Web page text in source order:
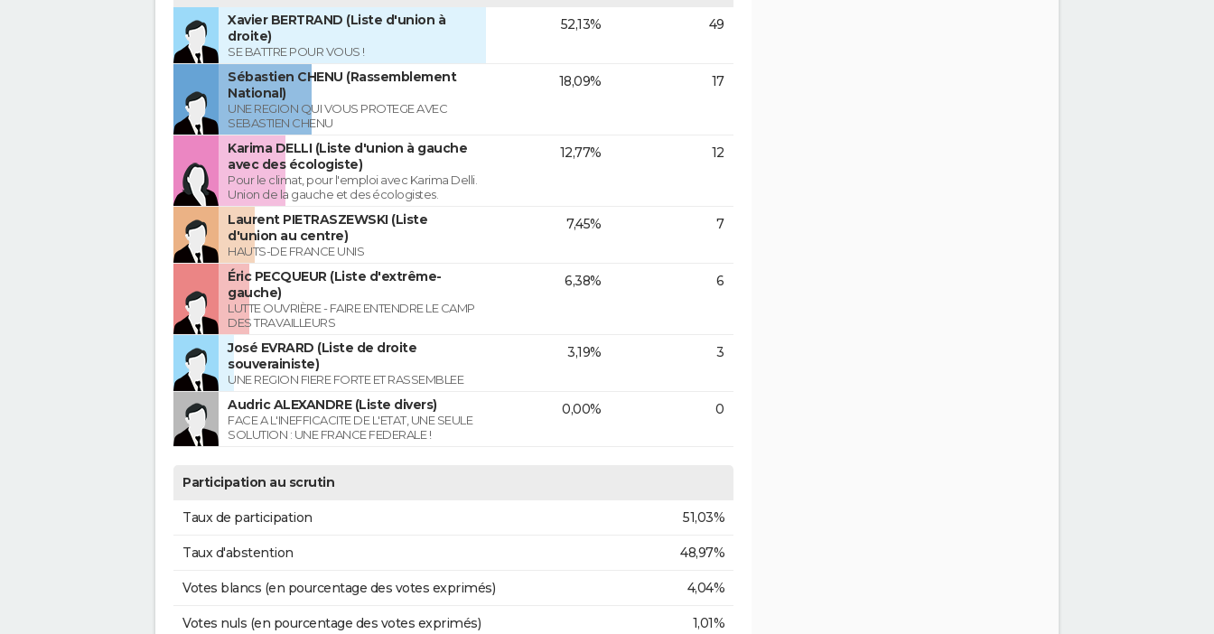
Xavier BERTRAND (Liste d'union à
droite)
SE BATTRE POUR VOUS !
52,13% 49
Sébastien CHENU (Rassemblement
National)
UNE REGION QUI VOUS PROTEGE AVEC
SEBASTIEN CHENU
18,09% 17
Karima DELLI (Liste d'union à gauche
avec des écologiste)
Pour le climat, pour l'emploi avec Karima Delli.
Union de la gauche et des écologistes.
12,77% 12
Laurent PIETRASZEWSKI (Liste
d'union au centre)
HAUTS-DE FRANCE UNIS
7,45% 7
Éric PECQUEUR (Liste d'extrême-
gauche)
LUTTE OUVRIÈRE - FAIRE ENTENDRE LE CAMP
DES TRAVAILLEURS
6,38% 6
José EVRARD (Liste de droite
souverainiste)
UNE REGION FIERE FORTE ET RASSEMBLEE
3,19% 3
Audric ALEXANDRE (Liste divers)
FACE A L'INEFFICACITE DE L'ETAT, UNE SEULE
SOLUTION : UNE FRANCE FEDERALE !
0,00% 0
Participation au scrutin
Taux de participation 51,03%
Taux d'abstention 48,97%
Votes blancs (en pourcentage des votes exprimés) 4,04%
Votes nuls (en pourcentage des votes exprimés) 1,01%